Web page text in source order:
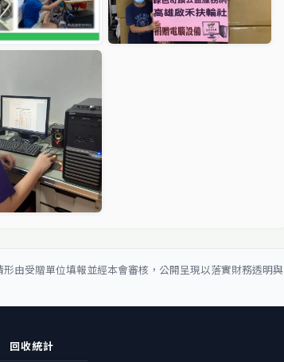
由受贈單位填報並經本會審核，公開呈現以落實財務透明與
回收統計